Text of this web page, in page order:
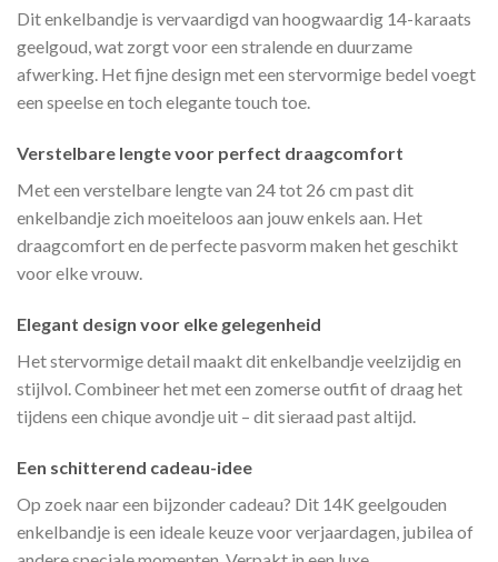
Dit enkelbandje is vervaardigd van hoogwaardig 14-karaats
geelgoud, wat zorgt voor een stralende en duurzame
afwerking. Het fijne design met een stervormige bedel voegt
een speelse en toch elegante touch toe.
Verstelbare lengte voor perfect draagcomfort
Met een verstelbare lengte van 24 tot 26 cm past dit
enkelbandje zich moeiteloos aan jouw enkels aan. Het
draagcomfort en de perfecte pasvorm maken het geschikt
voor elke vrouw.
Elegant design voor elke gelegenheid
Het stervormige detail maakt dit enkelbandje veelzijdig en
stijlvol. Combineer het met een zomerse outfit of draag het
tijdens een chique avondje uit – dit sieraad past altijd.
Een schitterend cadeau-idee
Op zoek naar een bijzonder cadeau? Dit 14K geelgouden
enkelbandje is een ideale keuze voor verjaardagen, jubilea of